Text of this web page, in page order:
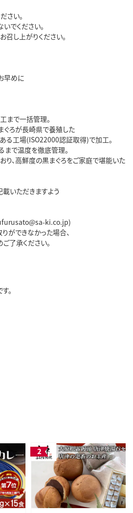
さい。
でください。
し上がりください。
早めに
まで一括管理。
ぐろが長崎県で養殖した
る工場(ISO22000認証取得)で加工。
まで温度を徹底管理。
り、高鮮度の黒まぐろをご家庭で堪能いた
いただきますよう
ki.co.jp)
ができなかった場合、
了承ください。
。